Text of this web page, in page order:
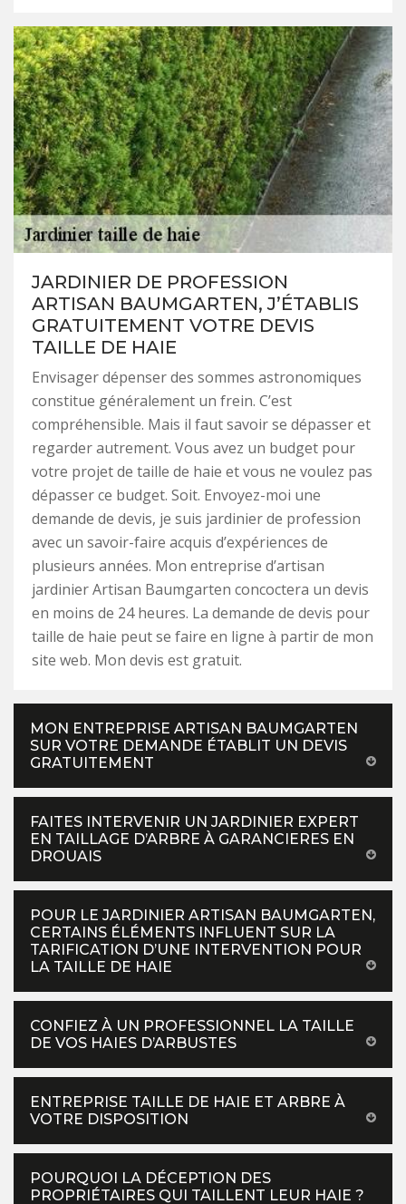
JARDINIER DE PROFESSION
ARTISAN BAUMGARTEN, J’ÉTABLIS
GRATUITEMENT VOTRE DEVIS
TAILLE DE HAIE
Envisager dépenser des sommes astronomiques
constitue généralement un frein. C’est
compréhensible. Mais il faut savoir se dépasser et
regarder autrement. Vous avez un budget pour
votre projet de taille de haie et vous ne voulez pas
dépasser ce budget. Soit. Envoyez-moi une
demande de devis, je suis jardinier de profession
avec un savoir-faire acquis d’expériences de
plusieurs années. Mon entreprise d’artisan
jardinier Artisan Baumgarten concoctera un devis
en moins de 24 heures. La demande de devis pour
taille de haie peut se faire en ligne à partir de mon
site web. Mon devis est gratuit.
MON ENTREPRISE ARTISAN BAUMGARTEN
SUR VOTRE DEMANDE ÉTABLIT UN DEVIS
GRATUITEMENT
FAITES INTERVENIR UN JARDINIER EXPERT
EN TAILLAGE D’ARBRE À GARANCIERES EN
DROUAIS
POUR LE JARDINIER ARTISAN BAUMGARTEN,
CERTAINS ÉLÉMENTS INFLUENT SUR LA
TARIFICATION D’UNE INTERVENTION POUR
LA TAILLE DE HAIE
CONFIEZ À UN PROFESSIONNEL LA TAILLE
DE VOS HAIES D’ARBUSTES
ENTREPRISE TAILLE DE HAIE ET ARBRE À
VOTRE DISPOSITION
POURQUOI LA DÉCEPTION DES
PROPRIÉTAIRES QUI TAILLENT LEUR HAIE ?